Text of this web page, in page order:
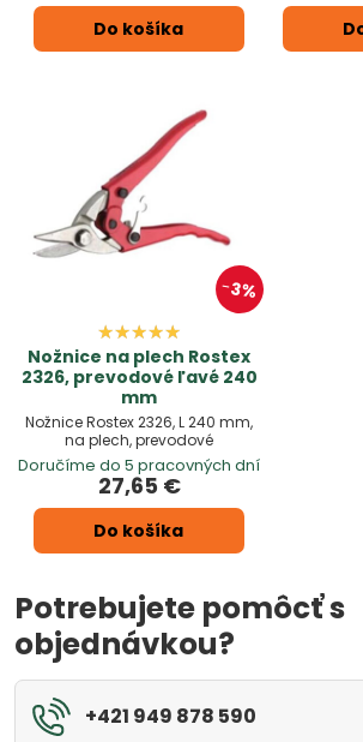
Do košíka
3%
Nožnice na plech Rostex
2326, prevodové ľavé 240
mm
Nožnice Rostex 2326, L 240 mm,
na plech, prevodové
Doručíme do 5 pracovných dní
27,65 €
Do košíka
Potrebujete pomôcť s
objednávkou?
+421 949 878 590